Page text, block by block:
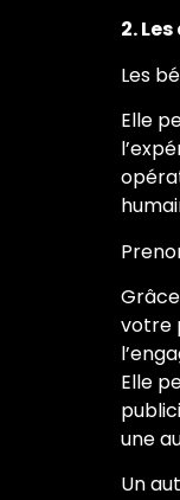
2.
Les
Elle
votre
Elle
une
Un